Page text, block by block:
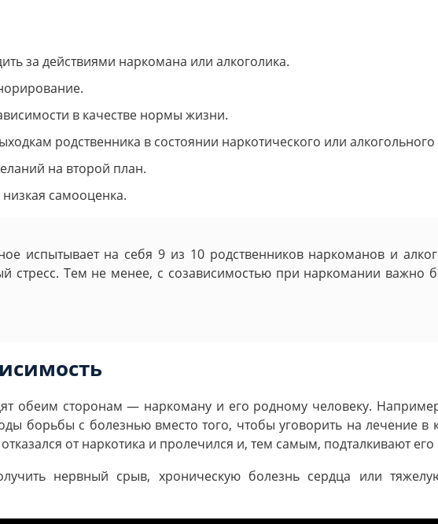
за действиями наркомана или алкоголика.
в качестве нормы жизни.
родственника в состоянии наркотического или алкогольного
на второй план.
самооценка.
испытывает на себя 9 из 10 родственников наркоманов и
стресс. Тем не менее, с созависимостью при наркомании важно
обеим сторонам — наркоману и его родному человеку.
борьбы с болезнью вместо того, чтобы уговорить на лечение
от наркотика и пролечился и, тем самым, подталкивают его
нервный срыв, хроническую болезнь сердца или